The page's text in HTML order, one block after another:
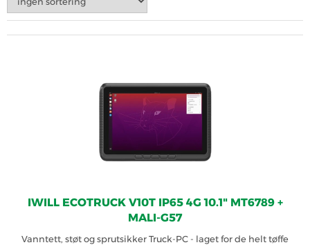
IWILL ECOTRUCK V10T IP65 4G 10.1" MT6789 +
MALI-G57
Vanntett, støt og sprutsikker Truck-PC - laget for de helt tøffe